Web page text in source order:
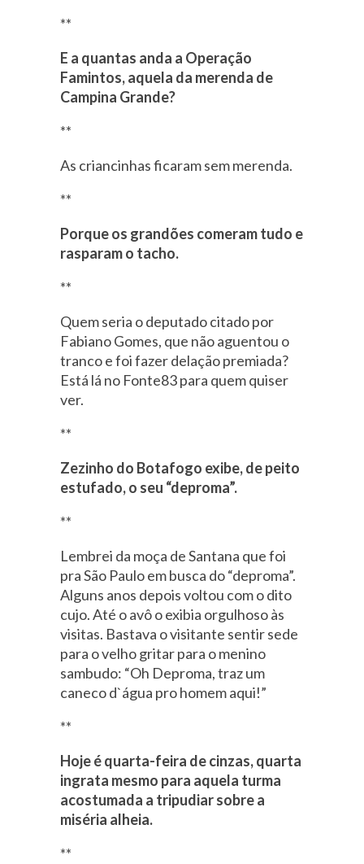
**
E a quantas anda a Operação
Famintos, aquela da merenda de
Campina Grande?
**
As criancinhas ficaram sem merenda.
**
Porque os grandões comeram tudo e
rasparam o tacho.
**
Quem seria o deputado citado por
Fabiano Gomes, que não aguentou o
tranco e foi fazer delação premiada?
Está lá no Fonte83 para quem quiser
ver.
**
Zezinho do Botafogo exibe, de peito
estufado, o seu “deproma”.
**
Lembrei da moça de Santana que foi
pra São Paulo em busca do “deproma”.
Alguns anos depois voltou com o dito
cujo. Até o avô o exibia orgulhoso às
visitas. Bastava o visitante sentir sede
para o velho gritar para o menino
sambudo: “Oh Deproma, traz um
caneco d`água pro homem aqui!”
**
Hoje é quarta-feira de cinzas, quarta
ingrata mesmo para aquela turma
acostumada a tripudiar sobre a
miséria alheia.
**